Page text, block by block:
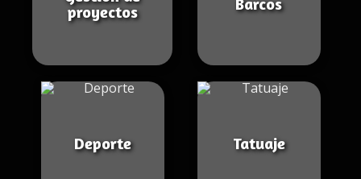
proyectos
Deporte Tatuaje